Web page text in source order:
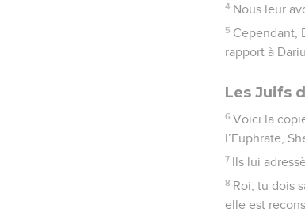
4 Nous leur
5 Cependant,
rapport à
Les Juifs
6 Voici la
l’Euphrate,
7 Ils lui
8 Roi, tu dois
elle est